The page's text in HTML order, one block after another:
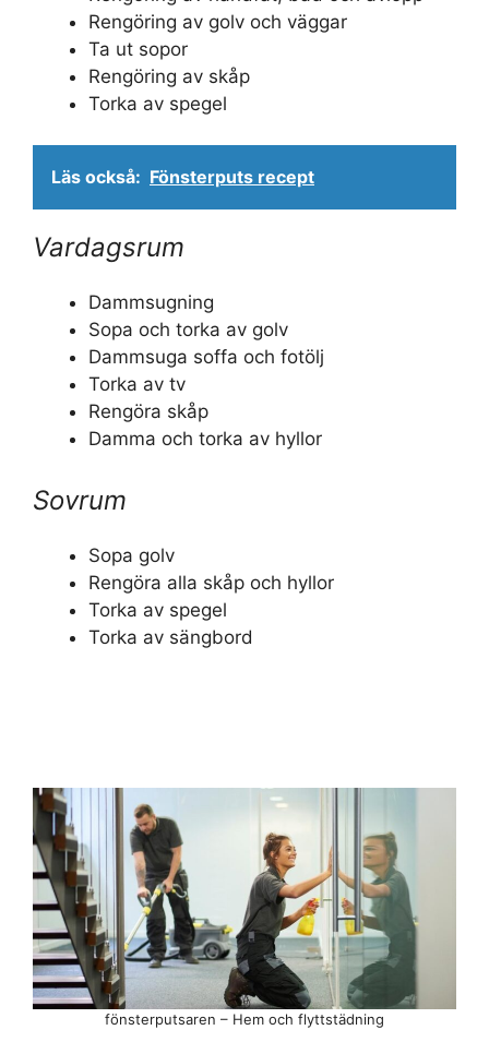
Rengöring av golv och väggar
Ta ut sopor
Rengöring av skåp
Torka av spegel
Läs också: Fönsterputs recept
Vardagsrum
Dammsugning
Sopa och torka av golv
Dammsuga soffa och fotölj
Torka av tv
Rengöra skåp
Damma och torka av hyllor
Sovrum
Sopa golv
Rengöra alla skåp och hyllor
Torka av spegel
Torka av sängbord
fönsterputsaren – Hem och flyttstädning